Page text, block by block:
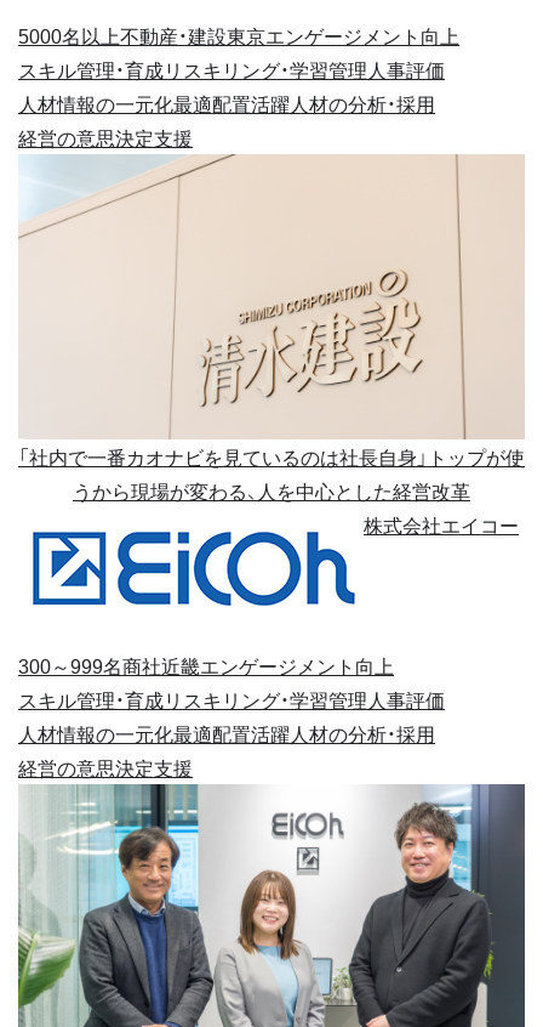
5000名以上不動産・建設東京エンゲージメント向上
スキル管理・育成リスキリング・学習管理人事評価
人材情報の一元化最適配置活躍人材の分析・採用
経営の意思決定支援
「社内で一番カオナビを見ているのは社長自身」トップが使
うから現場が変わる、人を中心とした経営改革
株式会社エイコー
300～999名商社近畿エンゲージメント向上
スキル管理・育成リスキリング・学習管理人事評価
人材情報の一元化最適配置活躍人材の分析・採用
経営の意思決定支援